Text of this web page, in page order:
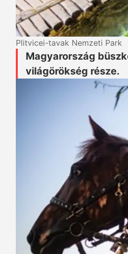
Plitvicei-tavak Nemzeti Park
Magyarország
világörökség része.